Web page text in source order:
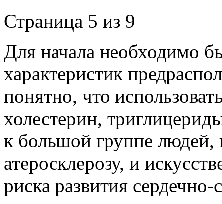
Страница 5 из 9
Для начала необходимо
характеристик
понятно, что
холестерин,
к большой группе людей,
атеросклерозу, и
риска развития